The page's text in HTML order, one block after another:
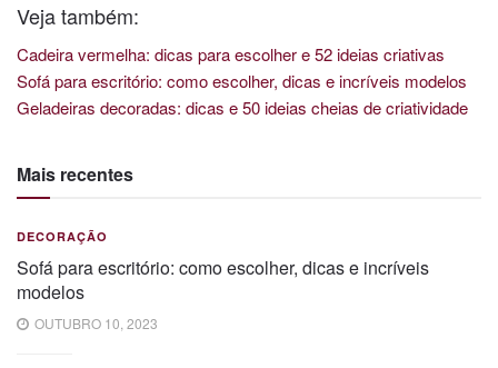
Veja também:
Cadeira vermelha: dicas para escolher e 52 ideias criativas
Sofá para escritório: como escolher, dicas e incríveis modelos
Geladeiras decoradas: dicas e 50 ideias cheias de criatividade
Mais recentes
DECORAÇÃO
Sofá para escritório: como escolher, dicas e incríveis
modelos
OUTUBRO 10, 2023